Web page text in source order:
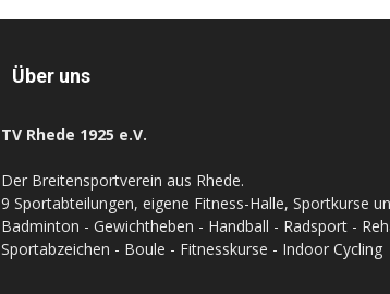
Über uns
TV Rhede 1925 e.V.
Der Breitensportverein aus Rhede.
9 Sportabteilungen, eigene Fitness-Halle, Sportkurse
Badminton - Gewichtheben - Handball - Radsport -
Sportabzeichen - Boule - Fitnesskurse - Indoor Cycling